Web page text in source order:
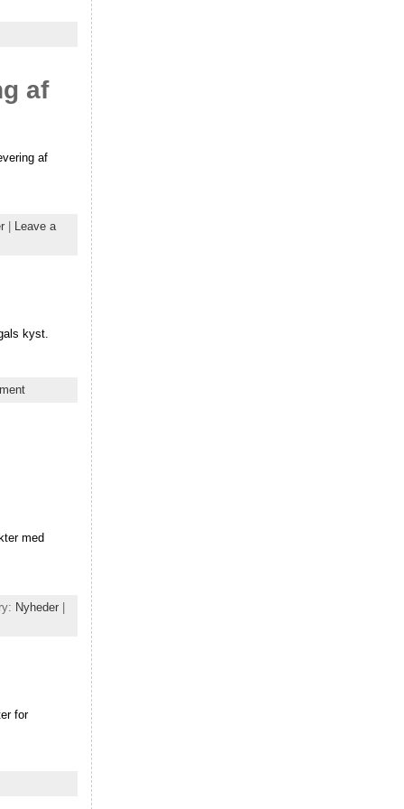
af
af
Leave a
kyst.
med
Nyheder
for